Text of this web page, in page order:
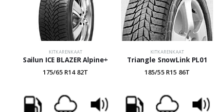
KITKARENKAAT
Sailun ICE BLAZER Alpine+
175/65 R14 82T
KITKARENKAAT
Triangle SnowLink PL01
185/55 R15 86T